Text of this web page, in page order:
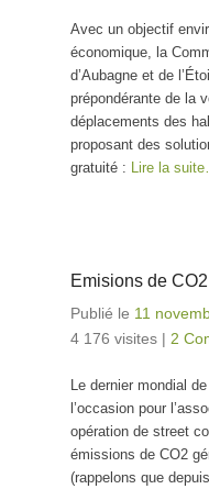
Avec un objectif
économique, la
d’Aubagne et de
prépondérante de la
déplacements des
proposant des
gratuité : Lire la
Emisions de
Publié le 11
4 176 visites | 2
Le dernier mondial
l’occasion pour
opération de street
émissions de CO2
(rappelons que